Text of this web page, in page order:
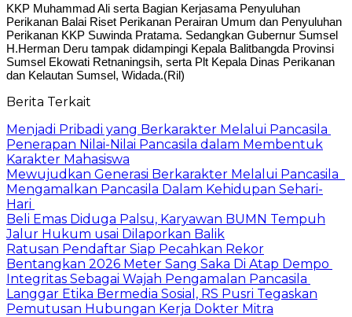
KKP Muhammad Ali serta Bagian Kerjasama Penyuluhan
Perikanan Balai Riset Perikanan Perairan Umum dan Penyuluhan
Perikanan KKP Suwinda Pratama. Sedangkan Gubernur Sumsel
H.Herman Deru tampak didampingi Kepala Balitbangda Provinsi
Sumsel Ekowati Retnaningsih, serta Plt Kepala Dinas Perikanan
dan Kelautan Sumsel, Widada.(Ril)
Berita Terkait
Menjadi Pribadi yang Berkarakter Melalui Pancasila
Penerapan Nilai-Nilai Pancasila dalam Membentuk
Karakter Mahasiswa
Mewujudkan Generasi Berkarakter Melalui Pancasila
Mengamalkan Pancasila Dalam Kehidupan Sehari-
Hari
Beli Emas Diduga Palsu, Karyawan BUMN Tempuh
Jalur Hukum usai Dilaporkan Balik
Ratusan Pendaftar Siap Pecahkan Rekor
Bentangkan 2026 Meter Sang Saka Di Atap Dempo
Integritas Sebagai Wajah Pengamalan Pancasila
Langgar Etika Bermedia Sosial, RS Pusri Tegaskan
Pemutusan Hubungan Kerja Dokter Mitra